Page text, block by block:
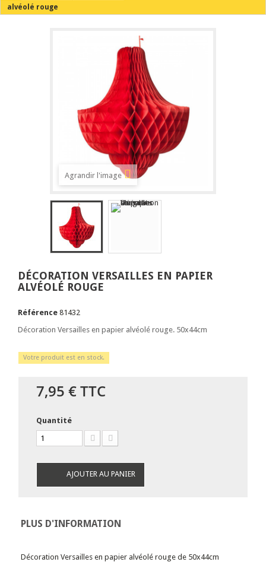
alvéolé rouge
Agrandir l'image
DÉCORATION VERSAILLES EN PAPIER
ALVÉOLÉ ROUGE
Référence 81432
Décoration Versailles en papier alvéolé rouge. 50x44cm
Votre produit est en stock.
7,95 €TTC
Quantité
AJOUTER AU PANIER
PLUS D'INFORMATION
Décoration Versailles en papier alvéolé rouge de 50x44cm